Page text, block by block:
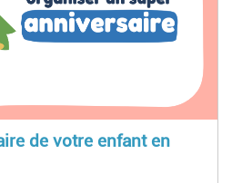
de votre enfant en